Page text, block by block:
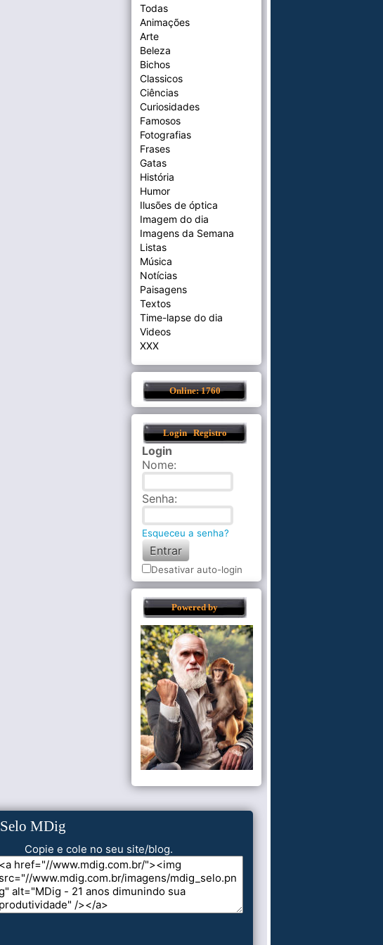
Todas
Animações
Arte
Beleza
Bichos
Classicos
Ciências
Curiosidades
Famosos
Fotografias
Frases
Gatas
História
Humor
Ilusões de óptica
Imagem do dia
Imagens da Semana
Listas
Música
Notícias
Paisagens
Textos
Time-lapse do dia
Videos
XXX
Online: 1760
Login Registro
Login
Nome:
Senha:
Esqueceu a senha?
Desativar auto-login
Powered by
Selo MDig
Copie e cole no seu site/blog.